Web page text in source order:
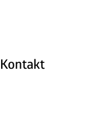
Kontakt